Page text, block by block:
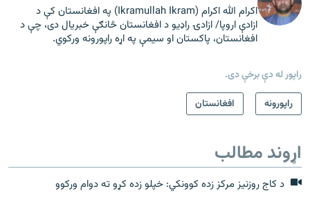
اکرام الله اکرام (Ikramullah Ikram) په افغانستان کې د
ازادې اروپا/ ازادۍ راډیو د افغانستان څانګې خبریال دی، چې د
افغانستان، پاکستان او سیمې په اړه راپورونه ورکوي.
راپور له دې برخې دی.
راپورونه
افغانستان
اړوند مطالب
د کاج روزنیز مرکز زده کوونکي: خپلو زده کړو ته دوام ورکوو